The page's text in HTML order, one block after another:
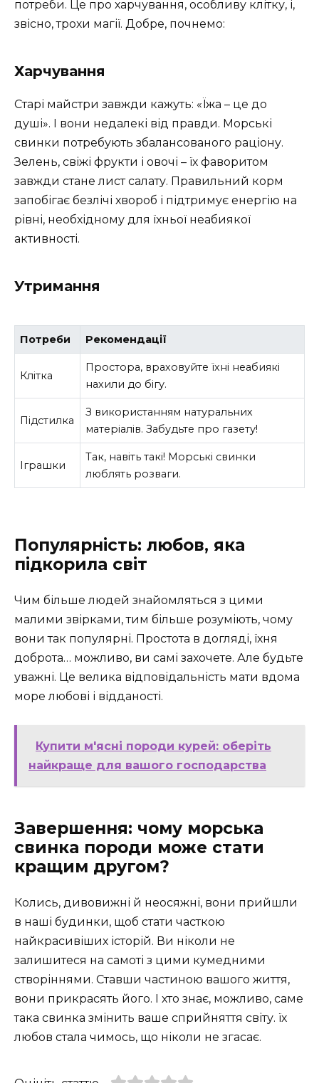
потреби. Це про харчування, особливу клітку, і,
звісно, трохи магії. Добре, почнемо:
Харчування
Старі майстри завжди кажуть: «Їжа – це до
душі». І вони недалекі від правди. Морські
свинки потребують збалансованого раціону.
Зелень, свіжі фрукти і овочі – їх фаворитом
завжди стане лист салату. Правильний корм
запобігає безлічі хвороб і підтримує енергію на
рівні, необхідному для їхньої неабиякої
активності.
Утримання
Потреби Рекомендації
Клітка
Простора, враховуйте їхні неабиякі
нахили до бігу.
Підстилка
З використанням натуральних
матеріалів. Забудьте про газету!
Іграшки
Так, навіть такі! Морські свинки
люблять розваги.
Популярність: любов, яка
підкорила світ
Чим більше людей знайомляться з цими
малими звірками, тим більше розуміють, чому
вони так популярні. Простота в догляді, їхня
доброта… можливо, ви самі захочете. Але будьте
уважні. Це велика відповідальність мати вдома
море любові і відданості.
Купити м'ясні породи курей: оберіть
найкраще для вашого господарства
Завершення: чому морська
свинка породи може стати
кращим другом?
Колись, дивовижні й неосяжні, вони прийшли
в наші будинки, щоб стати часткою
найкрасивіших історій. Ви ніколи не
залишитеся на самоті з цими кумедними
створіннями. Ставши частиною вашого життя,
вони прикрасять його. І хто знає, можливо, саме
така свинка змінить ваше сприйняття світу. їх
любов стала чимось, що ніколи не згасає.